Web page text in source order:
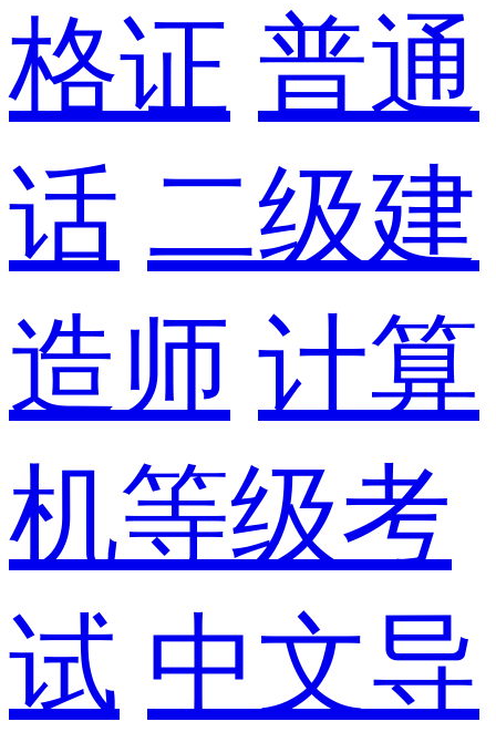
格证 普通
话 二级建
造师 计算
机等级考
试 中文导